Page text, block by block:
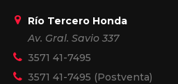
Río Tercero Honda
Av. Gral. Savio 337
3571 41-7495
3571 41-7495 (Postventa)